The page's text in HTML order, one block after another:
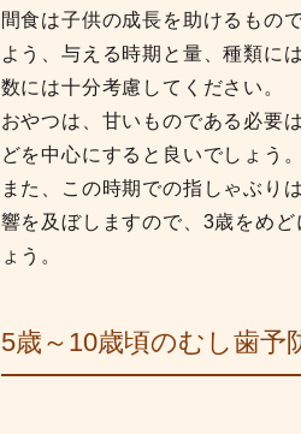
間食は子供の成長を助けるもの
よう、与える時期と量、種類に
数には十分考慮してください。
おやつは、甘いものである必要
どを中心にすると良いでしょう。
また、この時期での指しゃぶり
響を及ぼしますので、3歳をめ
ょう。
5歳～10歳頃のむし歯予